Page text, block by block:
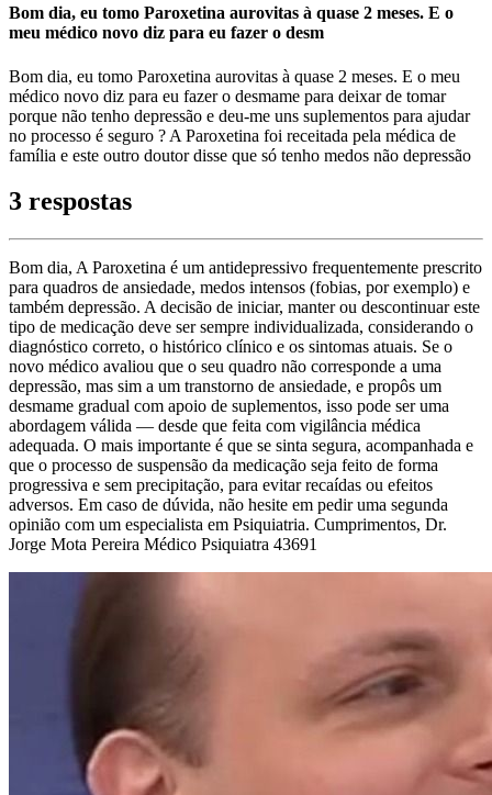
Bom dia, eu tomo Paroxetina aurovitas à quase 2 meses. E o
meu médico novo diz para eu fazer o desm
Bom dia, eu tomo Paroxetina aurovitas à quase 2 meses. E o meu
médico novo diz para eu fazer o desmame para deixar de tomar
porque não tenho depressão e deu-me uns suplementos para ajudar
no processo é seguro ? A Paroxetina foi receitada pela médica de
família e este outro doutor disse que só tenho medos não depressão
3 respostas
Bom dia, A Paroxetina é um antidepressivo frequentemente prescrito
para quadros de ansiedade, medos intensos (fobias, por exemplo) e
também depressão. A decisão de iniciar, manter ou descontinuar este
tipo de medicação deve ser sempre individualizada, considerando o
diagnóstico correto, o histórico clínico e os sintomas atuais. Se o
novo médico avaliou que o seu quadro não corresponde a uma
depressão, mas sim a um transtorno de ansiedade, e propôs um
desmame gradual com apoio de suplementos, isso pode ser uma
abordagem válida — desde que feita com vigilância médica
adequada. O mais importante é que se sinta segura, acompanhada e
que o processo de suspensão da medicação seja feito de forma
progressiva e sem precipitação, para evitar recaídas ou efeitos
adversos. Em caso de dúvida, não hesite em pedir uma segunda
opinião com um especialista em Psiquiatria. Cumprimentos, Dr.
Jorge Mota Pereira Médico Psiquiatra 43691